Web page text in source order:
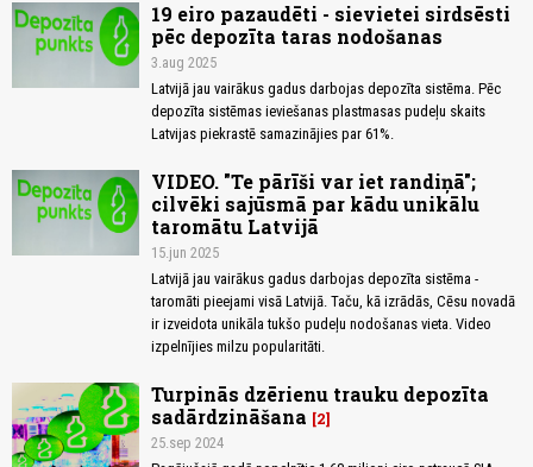
19 eiro pazaudēti - sievietei sirdsēsti
pēc depozīta taras nodošanas
3.aug 2025
Latvijā jau vairākus gadus darbojas depozīta sistēma. Pēc
depozīta sistēmas ieviešanas plastmasas pudeļu skaits
Latvijas piekrastē samazinājies par 61%.
VIDEO. "Te pārīši var iet randiņā";
cilvēki sajūsmā par kādu unikālu
taromātu Latvijā
15.jun 2025
Latvijā jau vairākus gadus darbojas depozīta sistēma -
taromāti pieejami visā Latvijā. Taču, kā izrādās, Cēsu novadā
ir izveidota unikāla tukšo pudeļu nodošanas vieta. Video
izpelnījies milzu popularitāti.
Turpinās dzērienu trauku depozīta
sadārdzināšana
2
25.sep 2024